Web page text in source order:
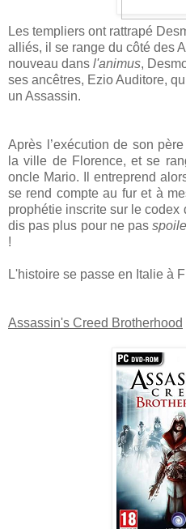
Les templiers ont rattrapé
alliés, il se range du côté des
nouveau dans l'animus,
ses ancêtres, Ezio Auditore,
un Assassin.
Après l’exécution de son
la ville de Florence, et se
oncle Mario. Il entreprend
se rend compte au fur et à
prophétie inscrite sur le codex
dis pas plus pour ne pas
!
L'histoire se passe en Italie à
Assassin's Creed Brotherhood